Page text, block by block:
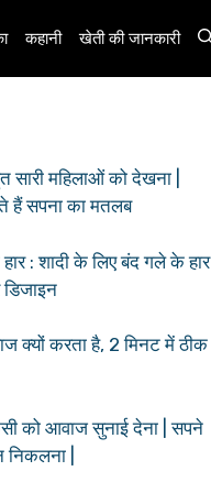
कहानी खेती की जानकारी
सारी महिलाओं को देखना |
हैं सपना का मतलब
: शादी के लिए बंद गले के हार
डिजाइन
क्यों करता है, 2 मिनट में ठीक
को आवाज सुनाई देना | सपने
|